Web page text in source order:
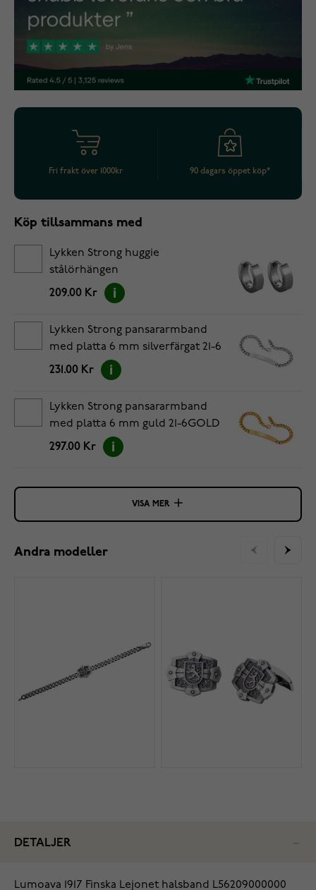
Fri frakt över 1000kr 90 dagars öppet köp*
Köp tillsammans med
Lykken Strong huggie
stålörhängen
209.00 Kr
Lykken Strong pansararmband
med platta 6 mm silverfärgat 21-6
231.00 Kr
Lykken Strong pansararmband
med platta 6 mm guld 21-6GOLD
297.00 Kr
VISA MER
Andra modeller
DETALJER
‌Lumoava 1917 Finska Lejonet halsband L56209000000